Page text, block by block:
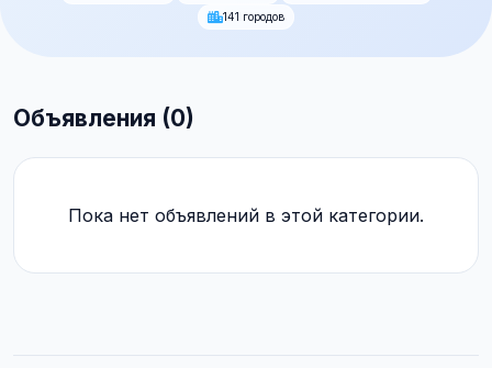
141 городов
Объявления (0)
Пока нет объявлений в этой категории.